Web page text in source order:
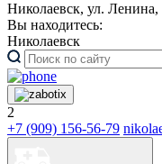
Николаевск, ул. Ленина,
Вы находитесь:
Николаевск
2
+7 (909) 156-56-79